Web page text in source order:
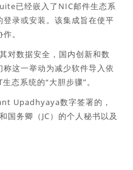
已经嵌入了NIC邮件生态系
录或安装。该集成旨在使平
。
对数据安全，国内创新和数
这一举动为减少软件导入依
态系统的“大胆步骤”。
Upadhyaya数字签署的，
国务卿（JC）的个人秘书以及